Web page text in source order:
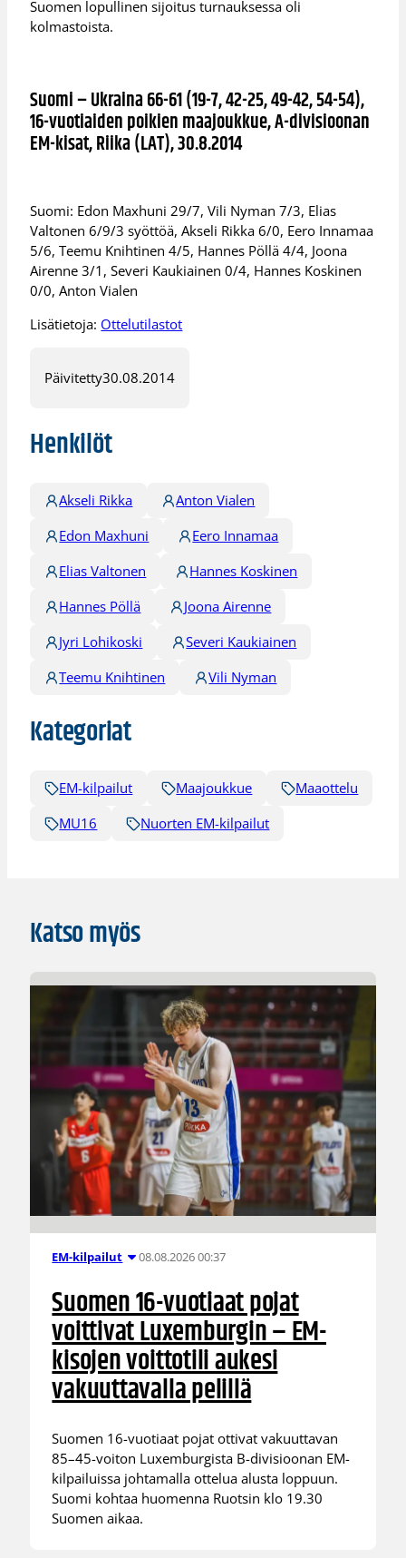
Suomen lopullinen sijoitus turnauksessa oli
kolmastoista.
Suomi – Ukraina 66-61 (19-7, 42-25, 49-42, 54-54),
16-vuotiaiden poikien maajoukkue, A-divisioonan
EM-kisat, Riika (LAT), 30.8.2014
Suomi: Edon Maxhuni 29/7, Vili Nyman 7/3, Elias
Valtonen 6/9/3 syöttöä, Akseli Rikka 6/0, Eero Innamaa
5/6, Teemu Knihtinen 4/5, Hannes Pöllä 4/4, Joona
Airenne 3/1, Severi Kaukiainen 0/4, Hannes Koskinen
0/0, Anton Vialen
Lisätietoja: Ottelutilastot
Päivitetty30.08.2014
Henkilöt
Akseli Rikka
Anton Vialen
Edon Maxhuni
Eero Innamaa
Elias Valtonen
Hannes Koskinen
Hannes Pöllä
Joona Airenne
Jyri Lohikoski
Severi Kaukiainen
Teemu Knihtinen
Vili Nyman
Kategoriat
EM-kilpailut Maajoukkue
Maaottelu
MU16
Nuorten EM-kilpailut
Katso myös
EM-kilpailut 08.08.2026 00:37
Suomen 16-vuotiaat pojat
voittivat Luxemburgin – EM-
kisojen voittotili aukesi
vakuuttavalla pelillä
Suomen 16-vuotiaat pojat ottivat vakuuttavan
85–45-voiton Luxemburgista B-divisioonan EM-
kilpailuissa johtamalla ottelua alusta loppuun.
Suomi kohtaa huomenna Ruotsin klo 19.30
Suomen aikaa.